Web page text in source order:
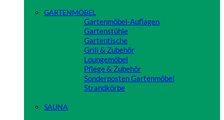
GARTENMÖBEL
Gartenmöbel-Auflagen
Gartenstühle
Gartentische
Grill & Zubehör
Loungemöbel
Pflege & Zubehör
Sonderposten Gartenmöbel
Strandkörbe
SAUNA